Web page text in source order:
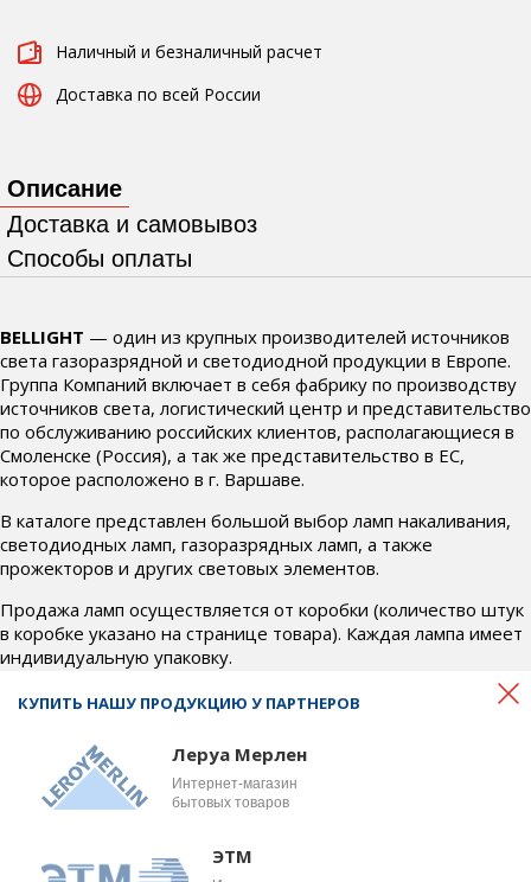
Наличный и безналичный расчет
Доставка по всей России
Описание
Доставка и самовывоз
Способы оплаты
BELLIGHT — один из крупных производителей источников
света газоразрядной и светодиодной продукции в Европе.
Группа Компаний включает в себя фабрику по производству
источников света, логистический центр и представительство
по обслуживанию российских клиентов, располагающиеся в
Смоленске (Россия), а так же представительство в ЕС,
которое расположено в г. Варшаве.
В каталоге представлен большой выбор ламп накаливания,
светодиодных ламп, газоразрядных ламп, а также
прожекторов и других световых элементов.
Продажа ламп осуществляется от коробки (количество штук
в коробке указано на странице товара). Каждая лампа имеет
индивидуальную упаковку.
Если у Вас возникли вопросы по товару, условиям доставки и
или почтеoffice@bel-svet.ru. Наши менеджеры ответят на
все интересующие вопросы и подберут для вас
оптимальные условия.
КУПИТЬ НАШУ ПРОДУКЦИЮ У ПАРТНЕРОВ
Леруа Мерлен
Интернет-магазин
бытовых товаров
ЭТМ